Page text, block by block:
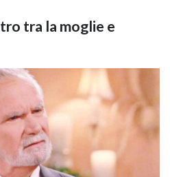
tra la moglie e